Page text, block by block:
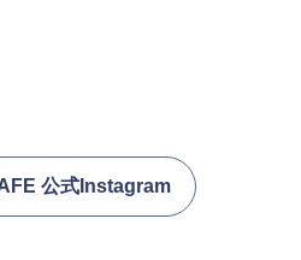
公式Instagram